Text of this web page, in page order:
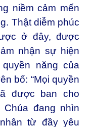
niềm cảm mến
Thật diễm phúc
ở đây, được
nhận sự hiện
năng của
bố: “Mọi quyền
được ban cho
Chúa đang nhìn
từ đầy yêu